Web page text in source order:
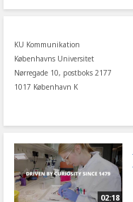
KU Kommunikation
Københavns Universitet
Nørregade 10, postboks 2177
1017 København K
02:18